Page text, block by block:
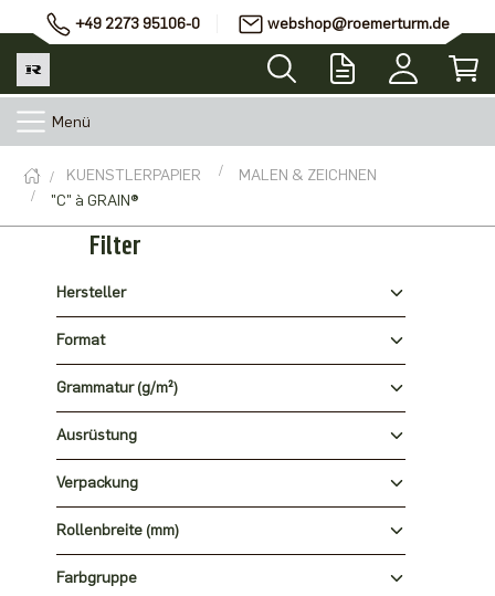
+49 2273 95106-0 webshop@roemerturm.de
Menü
KUENSTLERPAPIER
MALEN & ZEICHNEN
"C" à GRAIN®
Filter
Hersteller
Format
Grammatur (g/m²)
Ausrüstung
Verpackung
Rollenbreite (mm)
Farbgruppe